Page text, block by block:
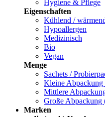
Hygiene & Pflege
Eigenschaften
Kühlend /
Hypoallergen
Medizinisch
Bio
Vegan
Menge
Sachets /
Kleine Abpackung
Mittlere
Große Abpackung
Marken